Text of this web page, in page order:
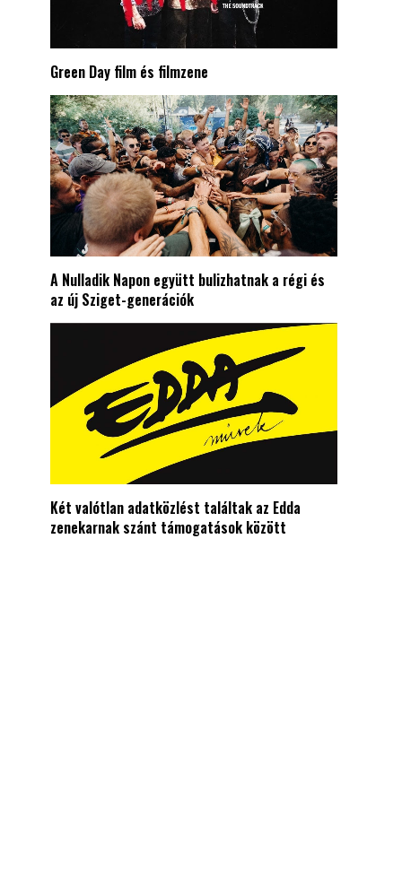
Green Day film és filmzene
A Nulladik Napon együtt bulizhatnak a régi és
az új Sziget-generációk
Két valótlan adatközlést találtak az Edda
zenekarnak szánt támogatások között